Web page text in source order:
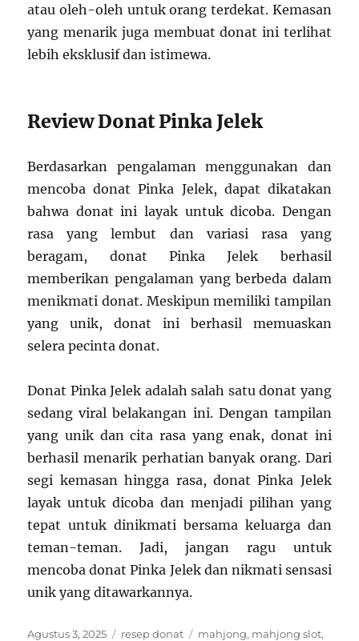
atau oleh-oleh untuk orang terdekat. Kemasan
yang menarik juga membuat donat ini terlihat
lebih eksklusif dan istimewa.
Review Donat Pinka Jelek
Berdasarkan pengalaman menggunakan dan
mencoba donat Pinka Jelek, dapat dikatakan
bahwa donat ini layak untuk dicoba. Dengan
rasa yang lembut dan variasi rasa yang
beragam, donat Pinka Jelek berhasil
memberikan pengalaman yang berbeda dalam
menikmati donat. Meskipun memiliki tampilan
yang unik, donat ini berhasil memuaskan
selera pecinta donat.
Donat Pinka Jelek adalah salah satu donat yang
sedang viral belakangan ini. Dengan tampilan
yang unik dan cita rasa yang enak, donat ini
berhasil menarik perhatian banyak orang. Dari
segi kemasan hingga rasa, donat Pinka Jelek
layak untuk dicoba dan menjadi pilihan yang
tepat untuk dinikmati bersama keluarga dan
teman-teman. Jadi, jangan ragu untuk
mencoba donat Pinka Jelek dan nikmati sensasi
unik yang ditawarkannya.
Posted
Agustus 3, 2025 Categories
resep donat Tags
mahjong, mahjong slot,